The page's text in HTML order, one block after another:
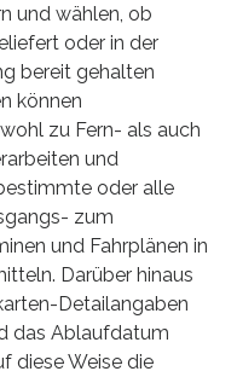
und wählen, ob
oder in der
bereit gehalten
können
zu Fern- als auch
und
oder alle
zum
und Fahrplänen in
Darüber hinaus
Detailangaben
das Ablaufdatum
diese Weise die